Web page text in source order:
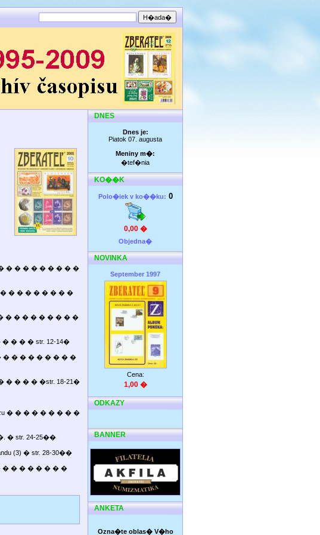
� � � � � � � � � �
� � � � � � � � �
� � � � � � � � � �
� � � � str. 12-14�
� � � � � � � � � �
� � � � � �str. 18-21�
� � � � � � � � �
� str. 24-25��
(3) � str. 28-30��
� � � � � � � � � �
DNES
Dnes je:
Piatok 07. augusta
Meniny m�:
�tef�nia
KO��K
Polo�iek v ko��ku: 0
0,00 �
Objedna�
NOVINKA
September 1997
Cena:
1,00 �
ODKAZY
BANNER
ANKETA
Ozna�te oblas� V�ho